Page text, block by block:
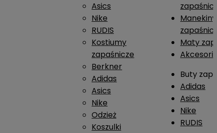
Asics
Nike
RUDIS
Kostiumy
zapaśnicze
Berkner
Adidas
Asics
Nike
Odzież
Koszulki
Manekiny
Maty
Buty
Adidas
Asics
Nike
RUDIS